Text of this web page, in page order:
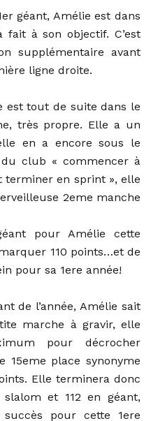
géant, Amélie est dans
à son objectif. C’est
supplémentaire avant
ligne droite.
est tout de suite dans le
très propre. Elle a un
en a encore sous le
du club « commencer à
terminer en sprint », elle
2eme manche
pour Amélie cette
110 points…et de
pour sa 1ere année!
de l’année, Amélie sait
marche à gravir, elle
pour décrocher
place synonyme
Elle terminera donc
slalom et 112 en géant,
pour cette 1ere